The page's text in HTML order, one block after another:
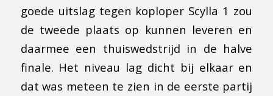
goede uitslag tegen koploper Scylla 1 zou
de tweede plaats op kunnen leveren en
daarmee een thuiswedstrijd in de halve
finale. Het niveau lag dicht bij elkaar en
dat was meteen te zien in de eerste partij